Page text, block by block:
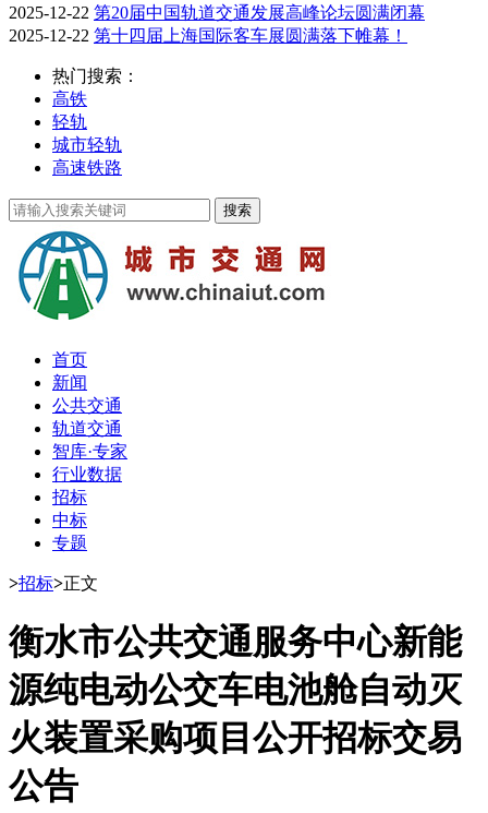
2025-12-22 第20届中国轨道交通发展高峰论坛圆满闭幕
2025-12-22 第十四届上海国际客车展圆满落下帷幕！
热门搜索：
高铁
轻轨
城市轻轨
高速铁路
首页
新闻
公共交通
轨道交通
智库·专家
行业数据
招标
中标
专题
>招标>正文
衡水市公共交通服务中心新能
源纯电动公交车电池舱自动灭
火装置采购项目公开招标交易
公告